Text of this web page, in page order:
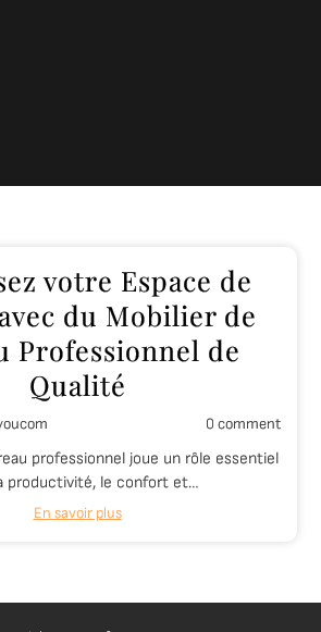
votre Espace de
du Mobilier de
Professionnel de
Qualité
0 comment
professionnel joue un rôle essentiel
productivité, le confort et…
En savoir plus